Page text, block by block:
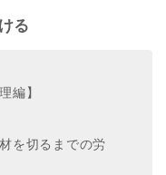
る
編】
を切るまでの労